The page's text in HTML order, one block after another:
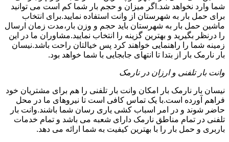
شما وارد نخواهد شد.اگر میزان و حجم بار شما کم است می توانید
برای حمل بار به شهرستان از وانت استفاده نمایید.برای انتخاب
ماشین حمل بار به شهرستان باید حجم و وزن بار،مدت زمان ارسال
را درنظر بگیرید و بهترین گزینه را انتخاب نمایید.مشاوران ما در این
زمینه شما را راهنمایی خواهند کرد پس خیالتان راحت باشد.نیسان
بار نارمک بار از بتدا تا انتهای جابجایی با شما خواهد بود.
وانت بار تلفنی و ارزان در نارمک
نیسان بار نارمک بار امکان وانت بار تلفنی را هم برای مشتریان خود
فراهم آورده است.با یک تماس کافی است تا نیروهای ما در محل
حاضر شوند و در امر اسباب کشی یاری رسان شما باشند.وانت بار
تلفنی در تمام مناطق نارمک دارای شعبه می باشد و تمام خدمات
باربری و حمل بار را با بهترین کیفیت به شما ارائه می دهد.